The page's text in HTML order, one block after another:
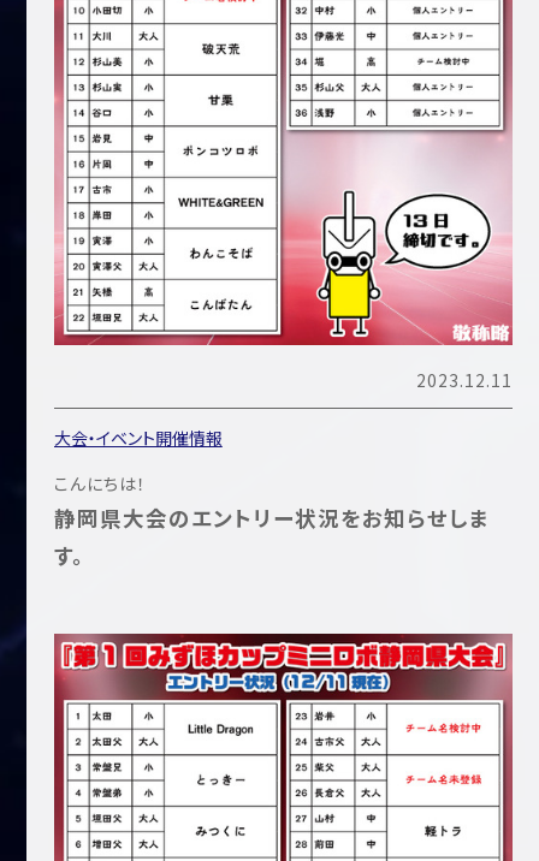
2023.12.11
大会・イベント開催情報
こんにちは！
静岡県大会のエントリー状況をお知らせしま
す。